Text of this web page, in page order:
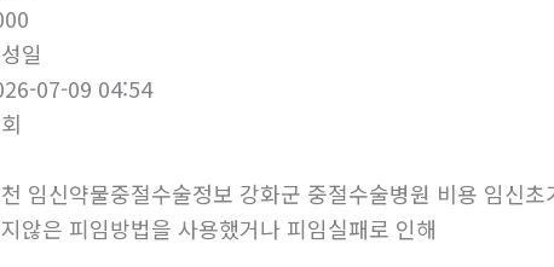
일
07-09 04:54
임신약물중절수술정보 강화군 중절수술병원 비용 임신
않은 피임방법을 사용했거나 피임실패로 인해